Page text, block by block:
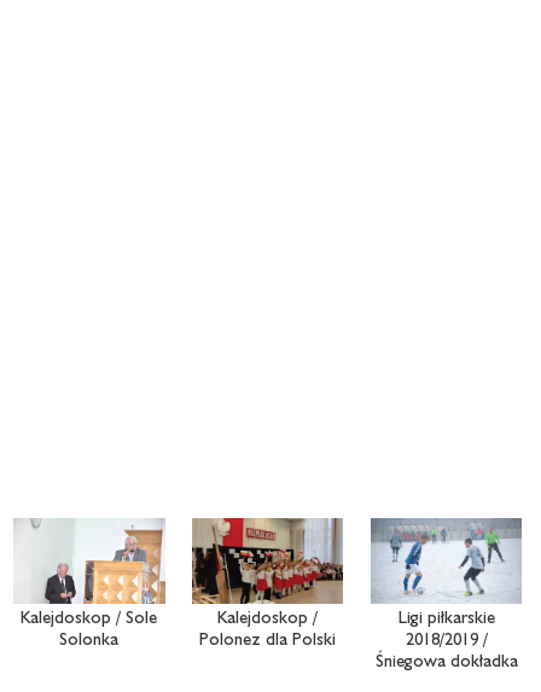
Kalejdoskop / Sole
Solonka
Kalejdoskop /
Polonez dla Polski
Ligi piłkarskie
2018/2019 /
Śniegowa dokładka